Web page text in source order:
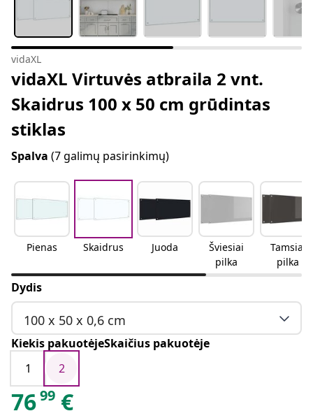
vidaXL
vidaXL Virtuvės atbraila 2 vnt.
Skaidrus 100 x 50 cm grūdintas
stiklas
Spalva (7 galimų pasirinkimų)
Pienas Skaidrus Juoda
Šviesiai
pilka
Tamsiai
pilka
Dydis
100 x 50 x 0,6 cm
Kiekis pakuotėjeSkaičius pakuotėje
1
2
7699 €